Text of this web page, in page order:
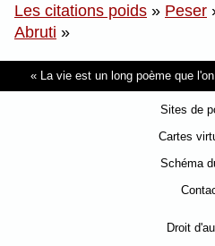
Les citations poids » Peser
Abruti »
La vie est un long poème que
Sites de
Cartes
Schéma
Droit